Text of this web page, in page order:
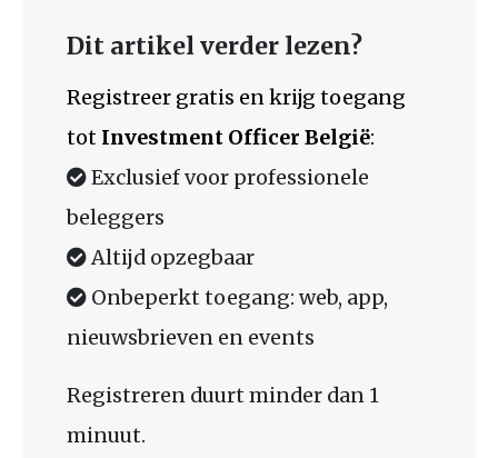
Dit artikel verder lezen?
Registreer gratis en krijg toegang
tot Investment Officer België:
Exclusief voor professionele
beleggers
Altijd opzegbaar
Onbeperkt toegang: web, app,
nieuwsbrieven en events
Registreren duurt minder dan 1
minuut.